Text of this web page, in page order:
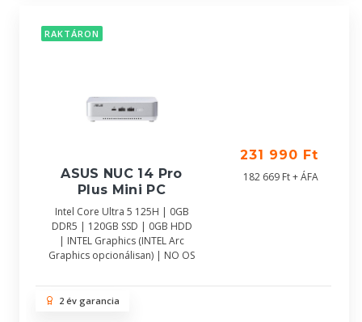
RAKTÁRON
ASUS NUC 14 Pro
Plus Mini PC
Intel Core Ultra 5 125H | 0GB
DDR5 | 120GB SSD | 0GB HDD
| INTEL Graphics (INTEL Arc
Graphics opcionálisan) | NO OS
231 990 Ft
182 669 Ft + ÁFA
2 év garancia